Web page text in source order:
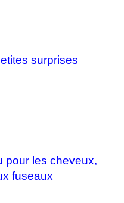
surprises
pour les cheveux,
fuseaux